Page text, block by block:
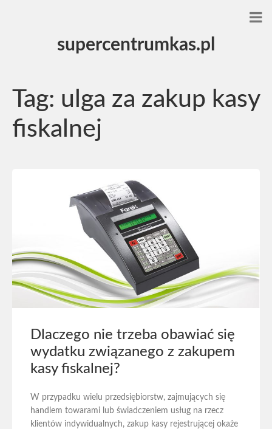
supercentrumkas.pl
Tag: ulga za zakup kasy
fiskalnej
Dlaczego nie trzeba obawiać się
wydatku związanego z zakupem
kasy fiskalnej?
W przypadku wielu przedsiębiorstw, zajmujących się
handlem towarami lub świadczeniem usług na rzecz
klientów indywidualnych, zakup kasy rejestrującej okaże